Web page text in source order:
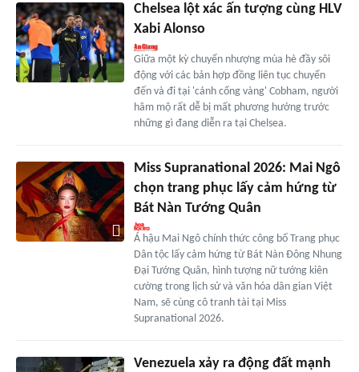
Chelsea lột xác ấn tượng cùng HLV
Xabi Alonso
Giữa một kỳ chuyển nhượng mùa hè đầy sôi
động với các bản hợp đồng liên tục chuyển
đến và đi tại 'cánh cổng vàng' Cobham, người
hâm mộ rất dễ bị mất phương hướng trước
những gì đang diễn ra tại Chelsea.
Miss Supranational 2026: Mai Ngô
chọn trang phục lấy cảm hứng từ
Bát Nàn Tướng Quân
Á hậu Mai Ngô chính thức công bố Trang phục
Dân tộc lấy cảm hứng từ Bát Nàn Đông Nhung
Đại Tướng Quân, hình tượng nữ tướng kiên
cường trong lịch sử và văn hóa dân gian Việt
Nam, sẽ cùng cô tranh tài tại Miss
Supranational 2026.
Venezuela xảy ra động đất mạnh